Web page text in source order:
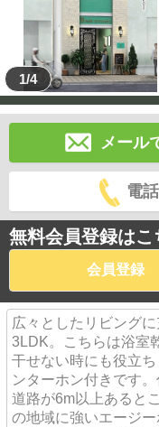
1/4
メール
電
無料会員登録はこ
会員登録
広々としたリビング
3LDK。こちらは浴室
干せない時にも役立
ンターホン付きです
道路が6m以上あると
の地域に強いエージ